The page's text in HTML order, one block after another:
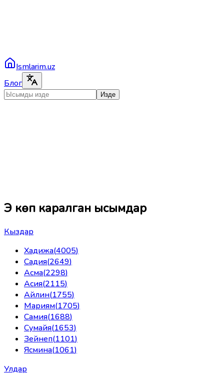
Ismlarim.uz
Блог
Изде
Эң көп каралган ысымдар
Кыздар
Хадижа(4005)
Садия(2649)
Асма(2298)
Асия(2115)
Айлин(1755)
Мариям(1705)
Самия(1688)
Сумайя(1653)
Зейнеп(1101)
Ясмина(1061)
Улдар